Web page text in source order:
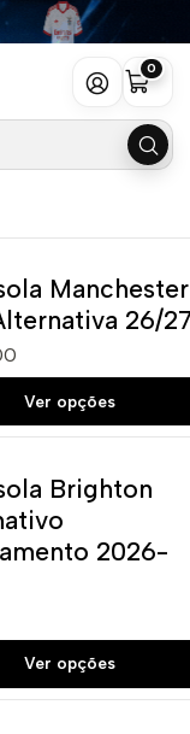
0
Manchester
26/
Ver opções
Brighton
2026-
Ver opções